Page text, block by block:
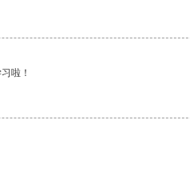
啦！